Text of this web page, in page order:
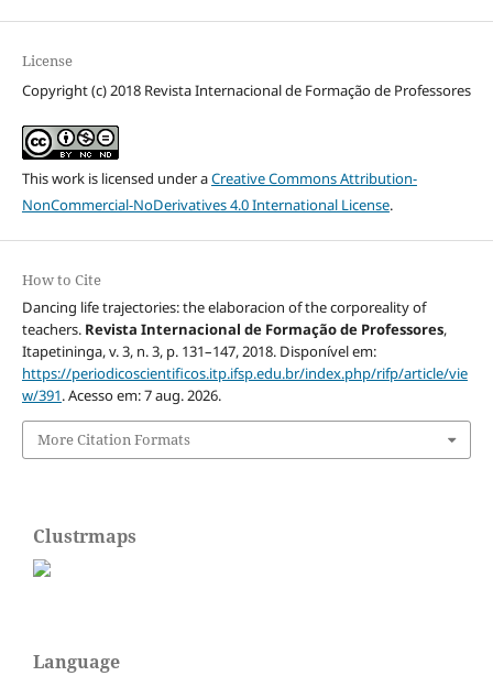
License
Copyright (c) 2018 Revista Internacional de Formação de Professores
This work is licensed under aCreative Commons Attribution-
NonCommercial-NoDerivatives 4.0 International License.
How to Cite
Dancing life trajectories: the elaboracion of the corporeality of
teachers. Revista Internacional de Formação de Professores,
Itapetininga, v. 3, n. 3, p. 131–147, 2018. Disponível em:
https://periodicoscientificos.itp.ifsp.edu.br/index.php/rifp/article/vie
w/391. Acesso em: 7 aug. 2026.
More Citation Formats
Clustrmaps
Language